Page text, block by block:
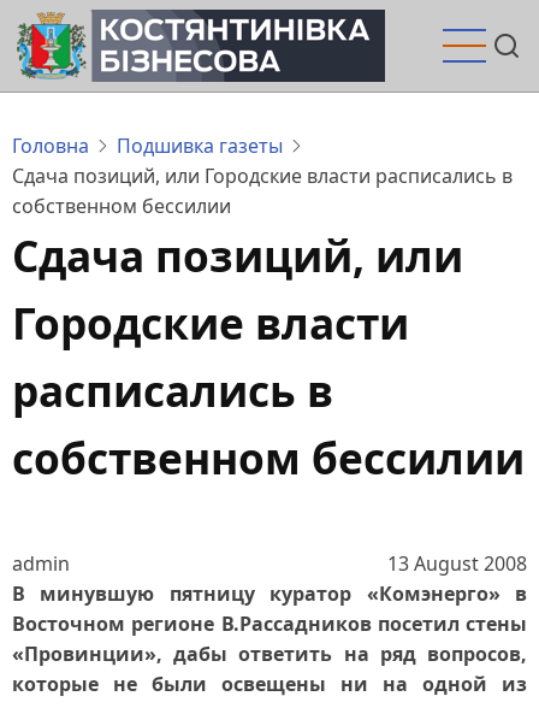
Перейти
до
основного
Головна
Подшивка газеты
Сдача позиций, или Городские власти расписались в
собственном бессилии
Сдача позиций, или
Городские власти
расписались в
собственном бессилии
admin
13 August 2008
В минувшую пятницу куратор «Комэнерго» в
Восточном регионе В.Рассадников посетил стены
«Провинции», дабы ответить на ряд вопросов,
которые не были освещены ни на одной из